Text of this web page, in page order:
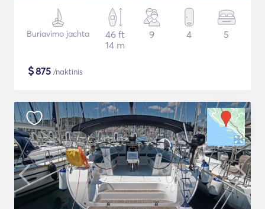
Buriavimo jachta
46 ft
14 m
9 4 5
$875 /naktinis